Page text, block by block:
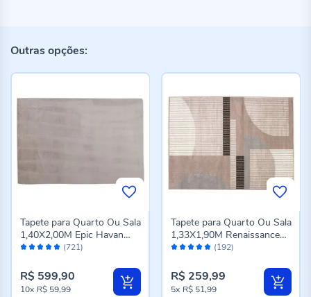
Outras opções:
Avaliação: (721)
Tapete para Quarto Ou Sala
1,40X2,00M Epic Havan
Casa - Cinza Novo
R$ 599,90
10x R$ 59,99
Avaliação: (192)
Tapete para Quarto Ou Sala
1,33X1,90M Renaissance
Havan Casa - Genova
R$ 259,99
5x R$ 51,99